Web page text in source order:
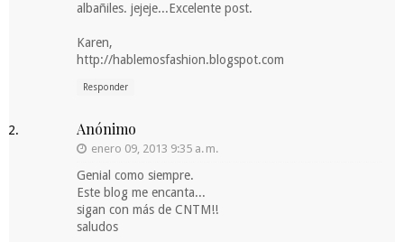
albañiles. jejeje...Excelente post.
Karen,
http://hablemosfashion.blogspot.com
Responder
Anónimo
enero 09, 2013 9:35 a. m.
Genial como siempre.
Este blog me encanta...
sigan con más de CNTM!!
saludos